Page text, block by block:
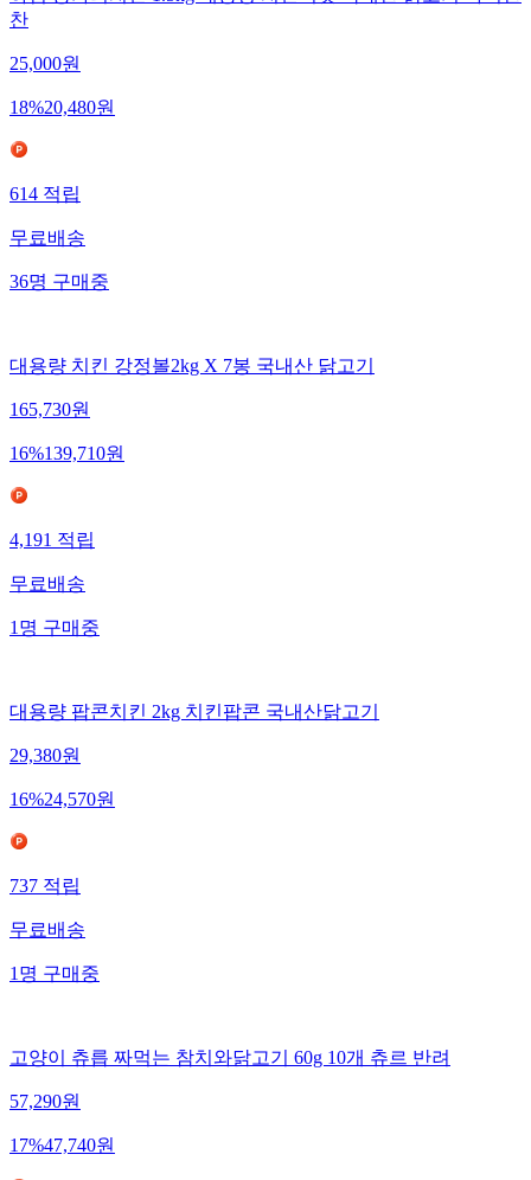
찬
25,000원
18%20,480원
614적립
무료배송
36명구매중
대용량 치킨 강정볼2kg X 7봉 국내산 닭고기
165,730원
16%139,710원
4,191적립
무료배송
1명구매중
대용량 팝콘치킨 2kg 치킨팝콘 국내산닭고기
29,380원
16%24,570원
737적립
무료배송
1명구매중
고양이 츄릅 짜먹는 참치와닭고기 60g 10개 츄르 반려
57,290원
17%47,740원